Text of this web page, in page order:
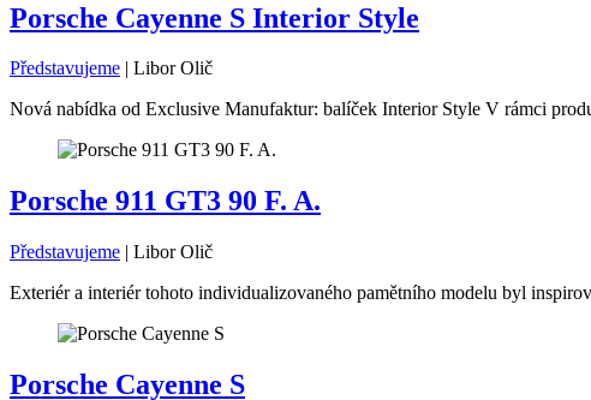
Porsche Cayenne S Interior Style
Představujeme | Libor Olič
Nová nabídka od Exclusive Manufaktur: balíček Interior Style V rámci
Porsche 911 GT3 90 F. A.
Představujeme | Libor Olič
Exteriér a interiér tohoto individualizovaného pamětního modelu byl
Porsche Cayenne S